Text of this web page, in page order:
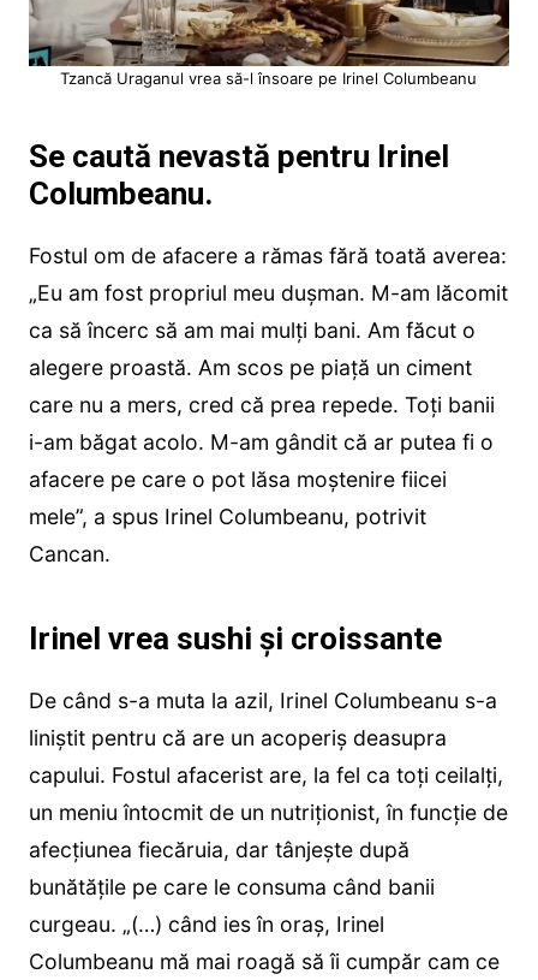
Tzancă Uraganul vrea să-l însoare pe Irinel Columbeanu
Se caută nevastă pentru Irinel
Columbeanu.
Fostul om de afacere a rămas fără toată averea:
„Eu am fost propriul meu dușman. M-am lăcomit
ca să încerc să am mai mulți bani. Am făcut o
alegere proastă. Am scos pe piață un ciment
care nu a mers, cred că prea repede. Toți banii
i-am băgat acolo. M-am gândit că ar putea fi o
afacere pe care o pot lăsa moștenire fiicei
mele”, a spus Irinel Columbeanu, potrivit
Cancan.
Irinel vrea sushi și croissante
De când s-a muta la azil, Irinel Columbeanu s-a
liniștit pentru că are un acoperiș deasupra
capului. Fostul afacerist are, la fel ca toți ceilalți,
un meniu întocmit de un nutriționist, în funcție de
afecțiunea fiecăruia, dar tânjește după
bunătățile pe care le consuma când banii
curgeau. „(…) când ies în oraș, Irinel
Columbeanu mă mai roagă să îi cumpăr cam ce